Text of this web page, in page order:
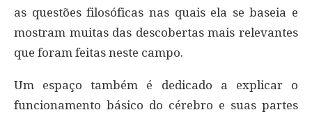
as questões filosóficas nas quais ela se baseia e
mostram muitas das descobertas mais relevantes
que foram feitas neste campo.
Um espaço também é dedicado a explicar o
funcionamento básico do cérebro e suas partes